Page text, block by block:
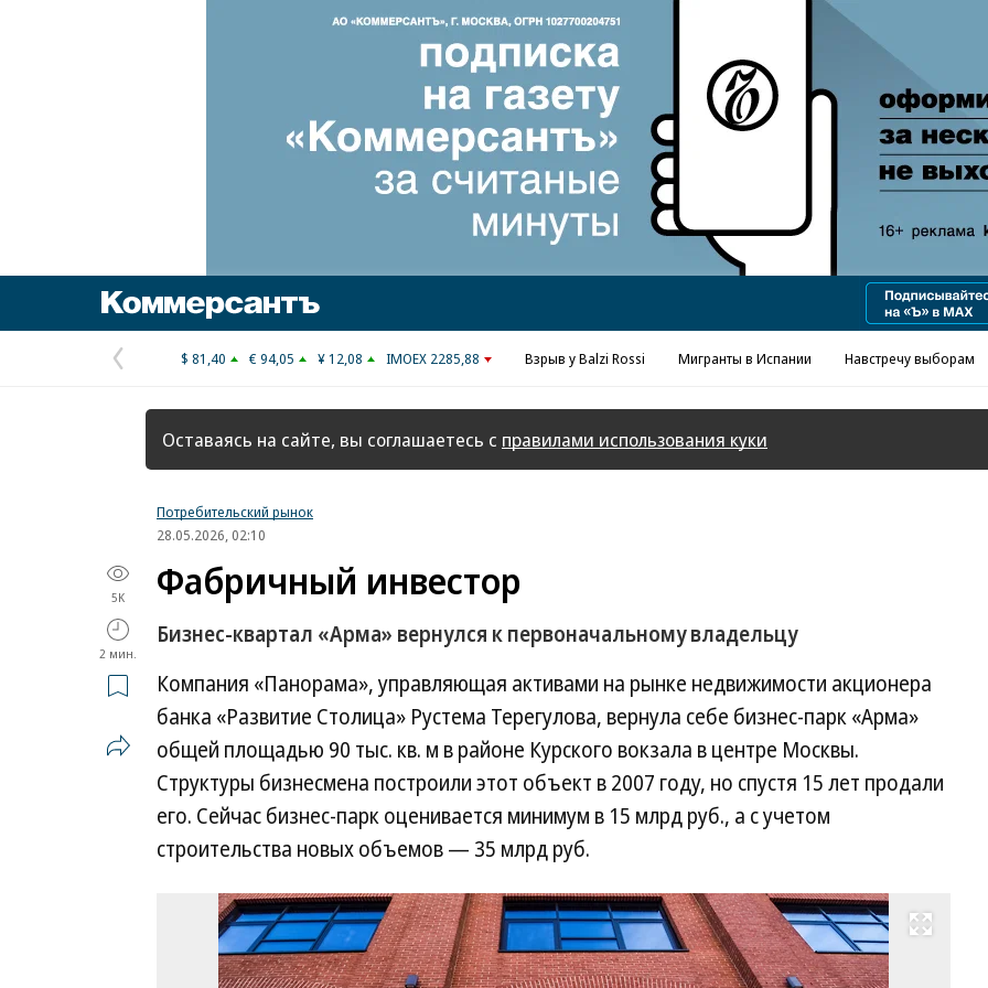
Реклама в «Ъ» www.kommersant.ru/ad
Предыдущая
страница
$ 81,40 € 94,05 ¥ 12,08 IMOEX 2285,88 Взрыв у Balzi Rossi Мигранты в Испании Навстречу выборам
Оставаясь на сайте, вы соглашаетесь с правилами использования куки
Потребительский рынок
28.05.2026, 02:10
5K
2 мин.
Фабричный инвестор
Бизнес-квартал «Арма» вернулся к первоначальному владельцу
Компания «Панорама», управляющая активами на рынке недвижимости акционера
банка «Развитие Столица» Рустема Терегулова, вернула себе бизнес-парк «Арма»
общей площадью 90 тыс. кв. м в районе Курского вокзала в центре Москвы.
Структуры бизнесмена построили этот объект в 2007 году, но спустя 15 лет продали
его. Сейчас бизнес-парк оценивается минимум в 15 млрд руб., а с учетом
строительства новых объемов — 35 млрд руб.
Развернуть на весь экран